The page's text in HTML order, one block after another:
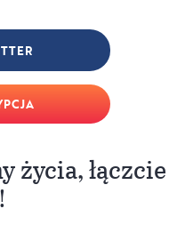
życia, łączcie